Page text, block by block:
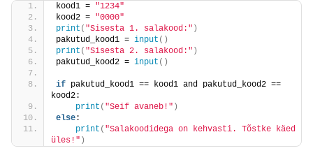
kood1 = "1234"
kood2 = "0000"
print ( "Sisesta 1. salakood:" )
pakutud_kood1 = input ()
print ( "Sisesta 2. salakood:" )
pakutud_kood2 = input ()
if pakutud_kood1 == kood1 and pakutud_kood2 ==
kood2:
print ( "Seif avaneb!" )
else:
print ( "Salakoodidega on kehvasti. Tõstke käed
üles!" )